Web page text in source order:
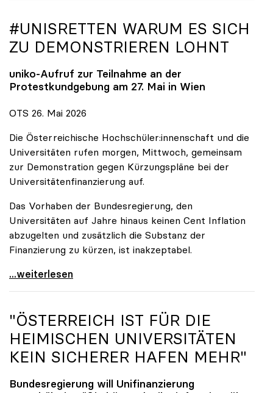
#UNISRETTEN WARUM ES SICH
ZU DEMONSTRIEREN LOHNT
uniko-Aufruf zur Teilnahme an der
Protestkundgebung am 27. Mai in Wien
OTS 26. Mai 2026
Die Österreichische Hochschüler:innenschaft und die
Universitäten rufen morgen, Mittwoch, gemeinsam
zur Demonstration gegen Kürzungspläne bei der
Universitätenfinanzierung auf.
Das Vorhaben der Bundesregierung, den
Universitäten auf Jahre hinaus keinen Cent Inflation
abzugelten und zusätzlich die Substanz der
Finanzierung zu kürzen, ist inakzeptabel.
#UnisRetten Warum es sich zu demonstrieren lohnt
...weiterlesen
"ÖSTERREICH IST FÜR DIE
HEIMISCHEN UNIVERSITÄTEN
KEIN SICHERER HAFEN MEHR"
Bundesregierung will Unifinanzierung